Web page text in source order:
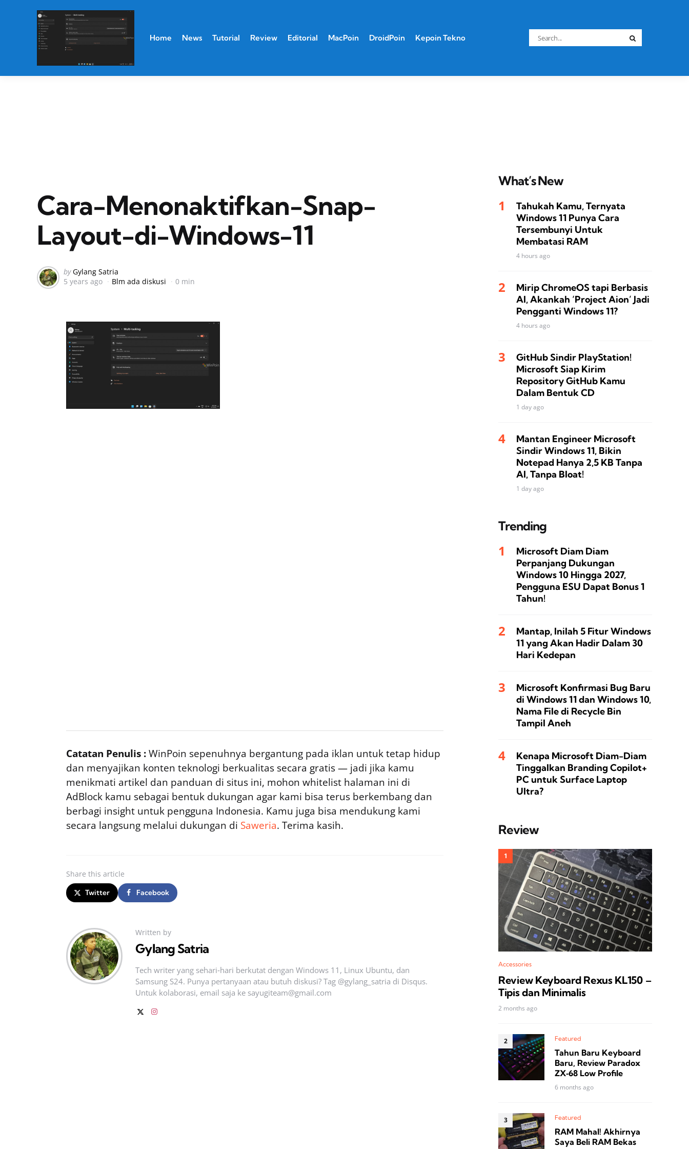
Home News Tutorial Review Editorial MacPoin DroidPoin Kepoin Tekno
Search
for:
Cara-Menonaktifkan-Snap-
Layout-di-Windows-11
Posted
by
by Gylang Satria
5 years ago
Blm ada diskusi 0 min
Catatan Penulis :WinPoin sepenuhnya bergantung pada iklan untuk tetap hidup
dan menyajikan konten teknologi berkualitas secara gratis — jadi jika kamu
menikmati artikel dan panduan di situs ini, mohon whitelist halaman ini di
AdBlock kamu sebagai bentuk dukungan agar kami bisa terus berkembang dan
berbagi insight untuk pengguna Indonesia. Kamu juga bisa mendukung kami
secara langsung melalui dukungan di Saweria. Terima kasih.
Share this article
Twitter Facebook
Written by
Gylang Satria
Tech writer yang sehari‑hari berkutat dengan Windows 11, Linux Ubuntu, dan
Samsung S24. Punya pertanyaan atau butuh diskusi? Tag @gylang_satria di Disqus.
Untuk kolaborasi, email saja ke sayugiteam@gmail.com
What’s New
Tahukah Kamu, Ternyata
Windows 11 Punya Cara
Tersembunyi Untuk
Membatasi RAM
4 hours ago
Mirip ChromeOS tapi Berbasis
AI, Akankah ‘Project Aion’ Jadi
Pengganti Windows 11?
4 hours ago
GitHub Sindir PlayStation!
Microsoft Siap Kirim
Repository GitHub Kamu
Dalam Bentuk CD
1 day ago
Mantan Engineer Microsoft
Sindir Windows 11, Bikin
Notepad Hanya 2,5 KB Tanpa
AI, Tanpa Bloat!
1 day ago
Trending
Microsoft Diam Diam
Perpanjang Dukungan
Windows 10 Hingga 2027,
Pengguna ESU Dapat Bonus 1
Tahun!
Mantap, Inilah 5 Fitur Windows
11 yang Akan Hadir Dalam 30
Hari Kedepan
Microsoft Konfirmasi Bug Baru
di Windows 11 dan Windows 10,
Nama File di Recycle Bin
Tampil Aneh
Kenapa Microsoft Diam-Diam
Tinggalkan Branding Copilot+
PC untuk Surface Laptop
Ultra?
Review
Accessories
Review Keyboard Rexus KL150 –
Tipis dan Minimalis
2 months ago
Featured
Tahun Baru Keyboard
Baru, Review Paradox
ZX‑68 Low Profile
6 months ago
Featured
RAM Mahal! Akhirnya
Saya Beli RAM Bekas